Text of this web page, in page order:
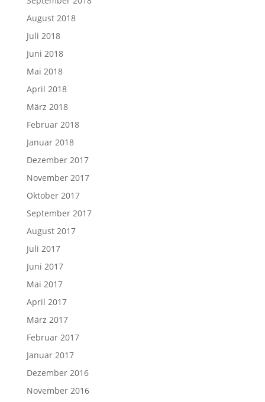
August 2018
Juli 2018
Juni 2018
Mai 2018
April 2018
März 2018
Februar 2018
Januar 2018
Dezember 2017
November 2017
Oktober 2017
September 2017
August 2017
Juli 2017
Juni 2017
Mai 2017
April 2017
März 2017
Februar 2017
Januar 2017
Dezember 2016
November 2016